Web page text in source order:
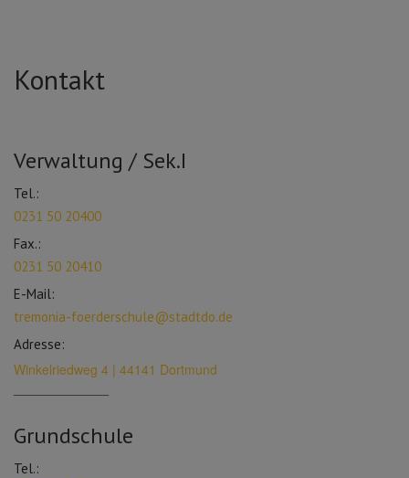
Kontakt
Verwaltung / Sek.I
Tel.:
0231 50 20400
Fax.:
0231 50 20410
E-Mail:
tremonia-foerderschule@stadtdo.de
Adresse:
Winkelriedweg 4 | 44141 Dortmund
Grundschule
Tel.: